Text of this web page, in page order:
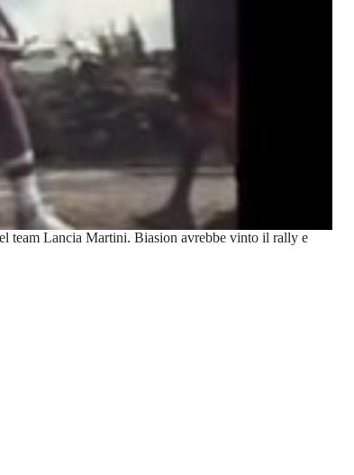
team Lancia Martini. Biasion avrebbe vinto il rally e